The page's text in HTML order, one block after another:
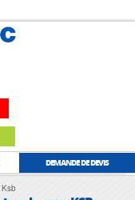
DEMANDE DE DEVIS